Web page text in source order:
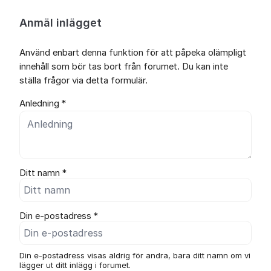
Anmäl inlägget
Använd enbart denna funktion för att påpeka olämpligt
innehåll som bör tas bort från forumet. Du kan inte
ställa frågor via detta formulär.
Anledning *
Ditt namn *
Din e-postadress *
Din e-postadress visas aldrig för andra, bara ditt namn om vi
lägger ut ditt inlägg i forumet.